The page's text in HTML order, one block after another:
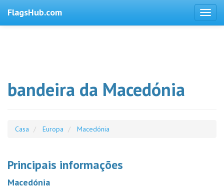
FlagsHub.com
bandeira da Macedónia
Casa Europa Macedónia
Principais informações
Macedónia